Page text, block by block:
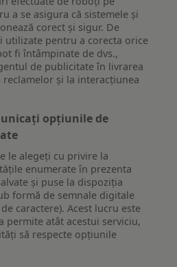
a se asigura că sistemele și
corect și sigur. De
utilizate pentru a corecta orice
fi întâmpinate de dvs.,
de publicitate în livrarea
și la interacțiunea
opțiunile de
le alegeți cu privire la
enumerate în prezenta
și puse la dispoziția
formă de semnale digitale
caractere). Acest lucru este
permite atât acestui serviciu,
să respecte opțiunile